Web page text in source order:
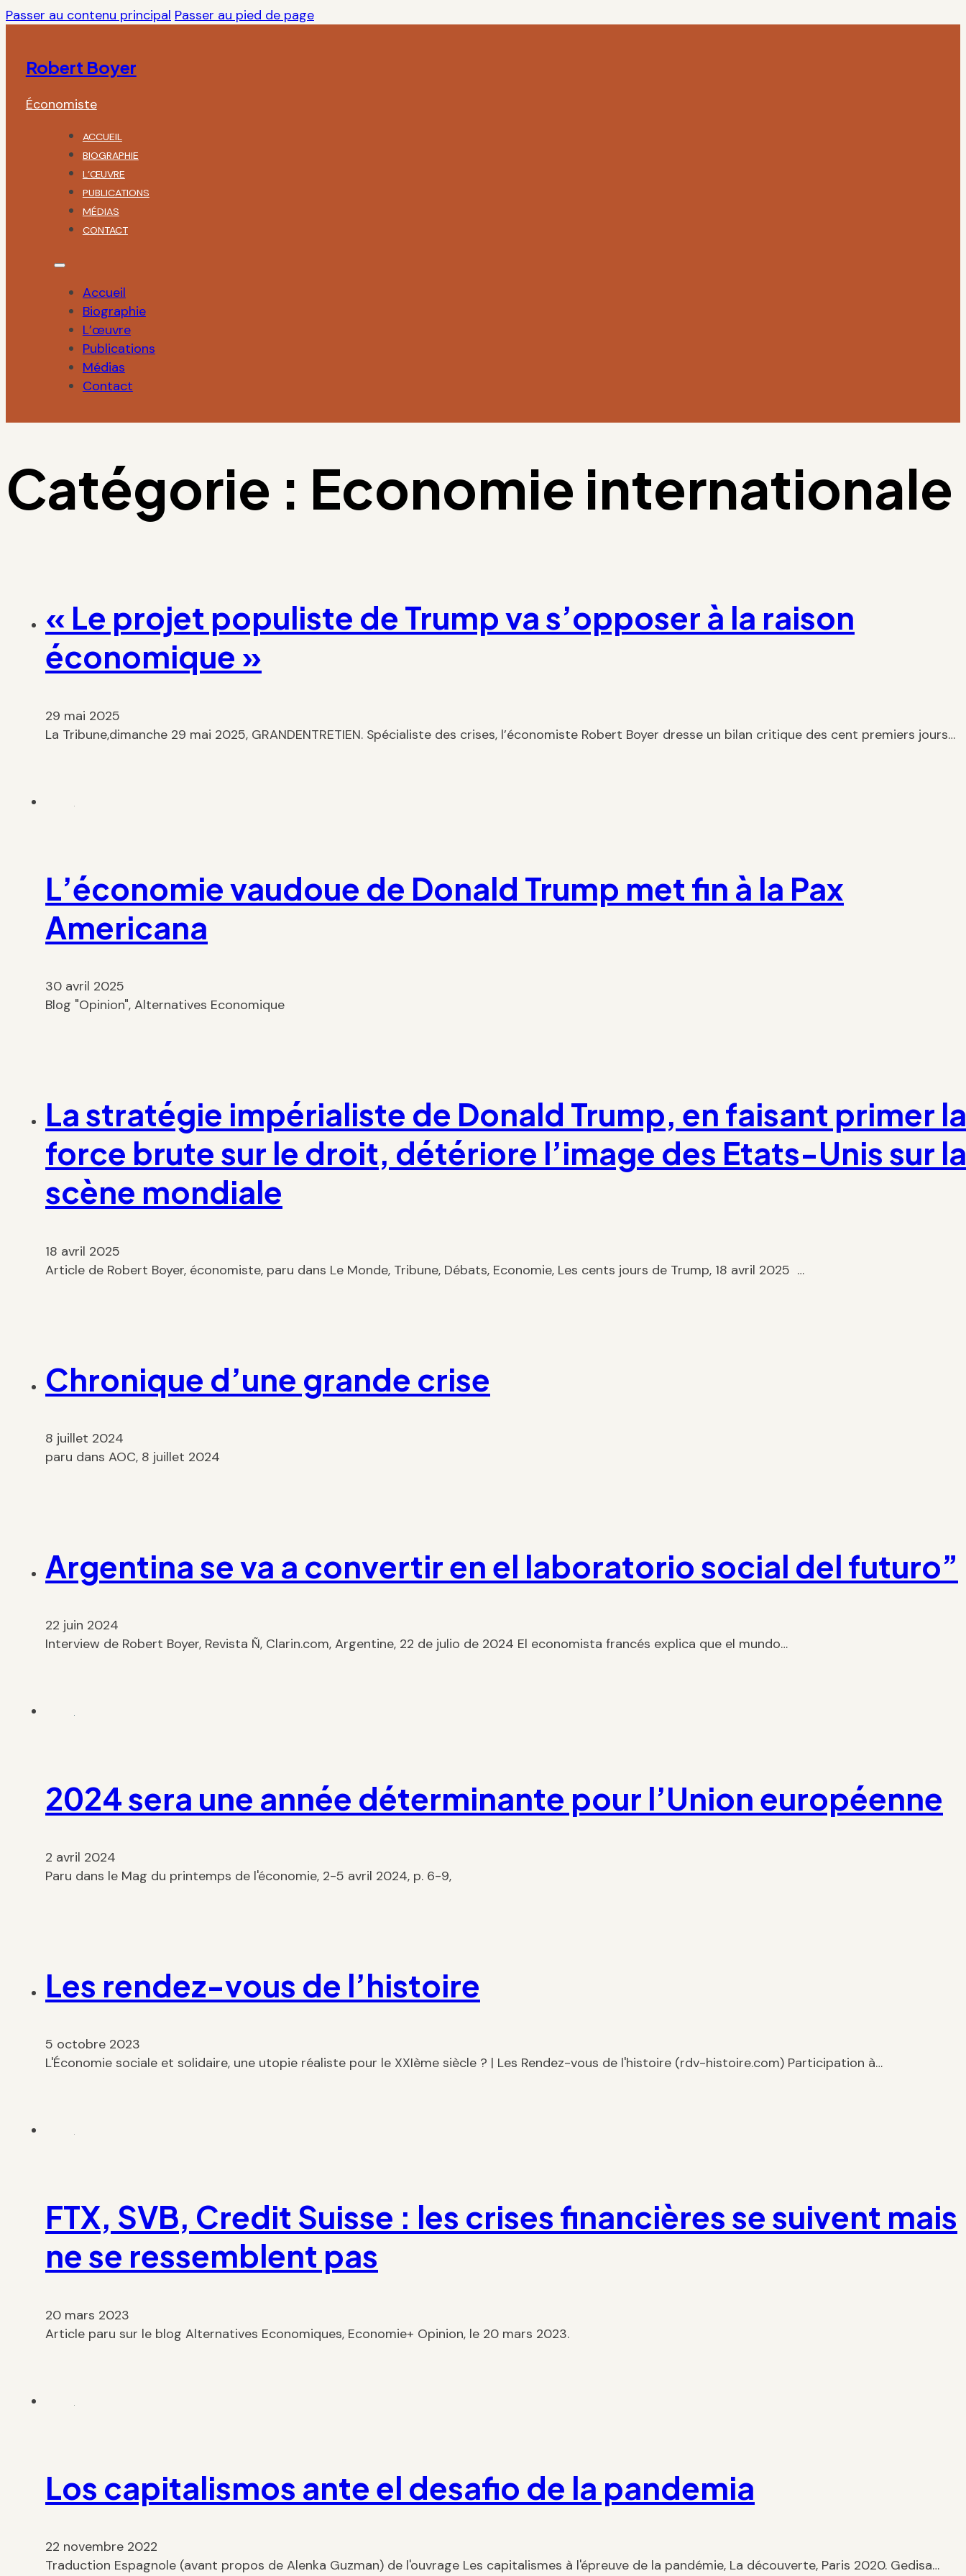
Passer au contenu principal Passer au pied de page
Robert Boyer
Économiste
ACCUEIL
BIOGRAPHIE
L’ŒUVRE
PUBLICATIONS
MÉDIAS
CONTACT
Accueil
Biographie
L’œuvre
Publications
Médias
Contact
Catégorie : Economie internationale
« Le projet populiste de Trump va s’opposer à la raison
économique »
29 mai 2025
La Tribune,dimanche 29 mai 2025, GRANDENTRETIEN. Spécialiste des crises, l’économiste Robert Boyer dresse un bilan critique des cent premiers jours…
L’économie vaudoue de Donald Trump met fin à la Pax
Americana
30 avril 2025
Blog "Opinion", Alternatives Economique
La stratégie impérialiste de Donald Trump, en faisant primer la
force brute sur le droit, détériore l’image des Etats-Unis sur la
scène mondiale
18 avril 2025
Article de Robert Boyer, économiste, paru dans Le Monde, Tribune, Débats, Economie, Les cents jours de Trump, 18 avril 2025 …
Chronique d’une grande crise
8 juillet 2024
paru dans AOC, 8 juillet 2024
Argentina se va a convertir en el laboratorio social del futuro”
22 juin 2024
Interview de Robert Boyer, Revista Ñ, Clarin.com, Argentine, 22 de julio de 2024 El economista francés explica que el mundo…
2024 sera une année déterminante pour l’Union européenne
2 avril 2024
Paru dans le Mag du printemps de l'économie, 2-5 avril 2024, p. 6-9,
Les rendez-vous de l’histoire
5 octobre 2023
L'Économie sociale et solidaire, une utopie réaliste pour le XXIème siècle ? | Les Rendez-vous de l'histoire (rdv-histoire.com) Participation à…
FTX, SVB, Credit Suisse : les crises financières se suivent mais
ne se ressemblent pas
20 mars 2023
Article paru sur le blog Alternatives Economiques, Economie+ Opinion, le 20 mars 2023.
Los capitalismos ante el desafio de la pandemia
22 novembre 2022
Traduction Espagnole (avant propos de Alenka Guzman) de l'ouvrage Les capitalismes à l'épreuve de la pandémie, La découverte, Paris 2020. Gedisa…